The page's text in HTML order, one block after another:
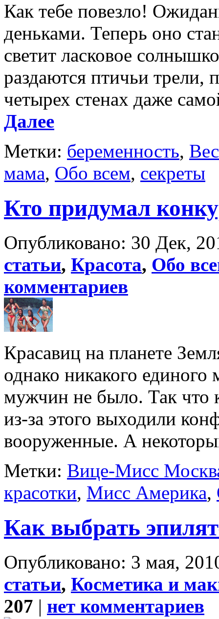
Как тебе повезло!
деньками. Теперь оно
светит ласковое
раздаются птичьи трели,
четырех стенах даже
Далее
Метки: беременность,
мама, Обо всем, секреты
Кто придумал
Опубликовано: 30 Дек,
статьи, Красота, Обо
комментариев
Красавиц на планете
однако никакого
мужчин не было. Так что
из-за этого выходили
вооруженные. А
Метки: Вице-Мисс
красотки, Мисс Америка,
Как выбрать
Опубликовано: 3 мая,
статьи, Косметика и
207 | нет комментариев